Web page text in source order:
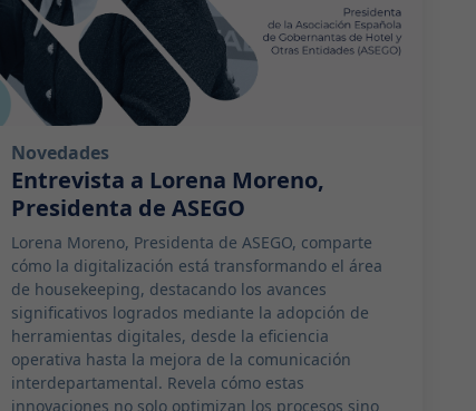
Novedades
Entrevista a Lorena Moreno,
Presidenta de ASEGO
Lorena Moreno, Presidenta de ASEGO, comparte
cómo la digitalización está transformando el área
de housekeeping, destacando los avances
significativos logrados mediante la adopción de
herramientas digitales, desde la eficiencia
operativa hasta la mejora de la comunicación
interdepartamental. Revela cómo estas
innovaciones no solo optimizan los procesos sino